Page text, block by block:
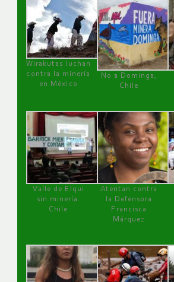
Wirakutas luchan
contra la minería
en México
No a Dominga,
Chile
Valle de Elqui
sin minería.
Chile
Atentan contra
la Defensora
Francisca
Márquez